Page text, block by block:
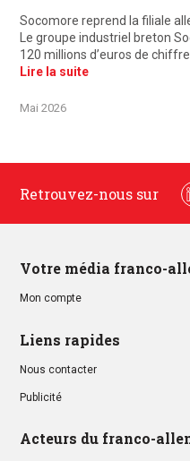
Socomore reprend la filiale
Le groupe industriel breton
120 millions d’euros de
Lire la suite
Mai 2026
Retrouvez-nous sur
Votre média franco-
Mon compte
Liens rapides
Nous contacter
Publicité
Acteurs du franco-